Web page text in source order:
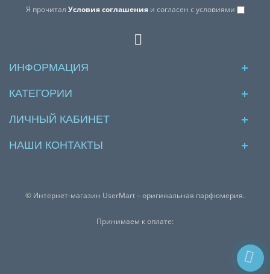
Я прочитал Условия соглашенияи согласен с условиями
ИНФОРМАЦИЯ
КАТЕГОРИИ
ЛИЧНЫЙ КАБИНЕТ
НАШИ КОНТАКТЫ
© Интернет-магазин UserMart – оригинальная парфюмерия.
Принимаем к оплате: